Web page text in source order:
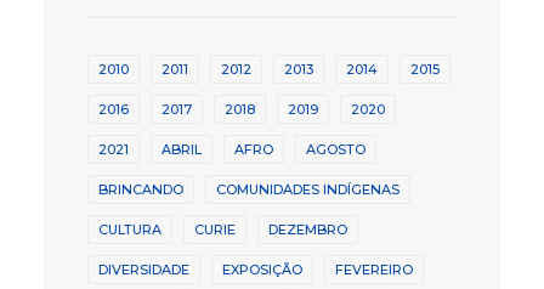
2010 2011 2012 2013 2014 2015
2016 2017 2018 2019 2020
2021 ABRIL AFRO AGOSTO
BRINCANDO COMUNIDADES INDÍGENAS
CULTURA CURIE DEZEMBRO
DIVERSIDADE EXPOSIÇÃO FEVEREIRO